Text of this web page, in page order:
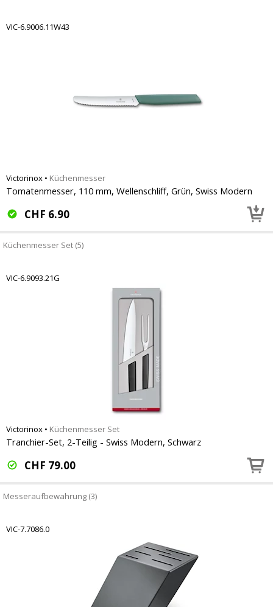
VIC-6.9006.11W43
Victorinox • Küchenmesser
Tomatenmesser, 110 mm, Wellenschliff, Grün, Swiss Modern
CHF 6.90
Küchenmesser Set (5)
VIC-6.9093.21G
Victorinox • Küchenmesser Set
Tranchier-Set, 2-Teilig - Swiss Modern, Schwarz
CHF 79.00
Messeraufbewahrung (3)
VIC-7.7086.0